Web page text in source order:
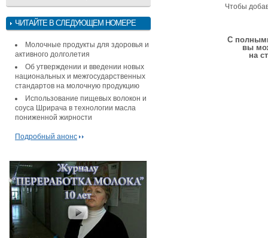
ЧИТАЙТЕ В СЛЕДУЮЩЕМ НОМЕРЕ
Молочные продукты для здоровья и
активного долголетия
Об утверждении и введении новых
национальных и межгосударственных
стандартов на молочную продукцию
Использование пищевых волокон и
соуса Шрирача в технологии масла
пониженной жирности
Подробный анонс
Чтобы
С
вы
на